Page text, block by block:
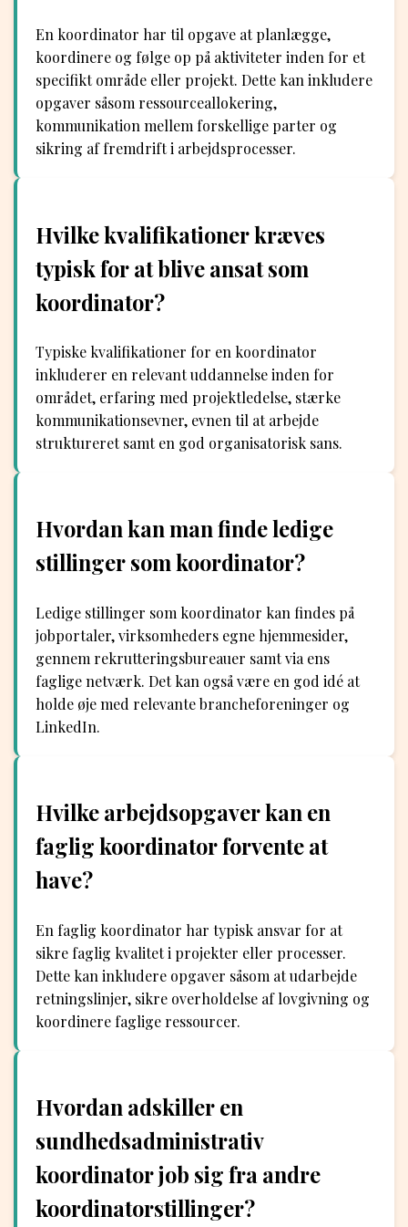
En koordinator har til opgave at planlægge,
koordinere og følge op på aktiviteter inden for et
specifikt område eller projekt. Dette kan inkludere
opgaver såsom ressourceallokering,
kommunikation mellem forskellige parter og
sikring af fremdrift i arbejdsprocesser.
Hvilke kvalifikationer kræves
typisk for at blive ansat som
koordinator?
Typiske kvalifikationer for en koordinator
inkluderer en relevant uddannelse inden for
området, erfaring med projektledelse, stærke
kommunikationsevner, evnen til at arbejde
struktureret samt en god organisatorisk sans.
Hvordan kan man finde ledige
stillinger som koordinator?
Ledige stillinger som koordinator kan findes på
jobportaler, virksomheders egne hjemmesider,
gennem rekrutteringsbureauer samt via ens
faglige netværk. Det kan også være en god idé at
holde øje med relevante brancheforeninger og
LinkedIn.
Hvilke arbejdsopgaver kan en
faglig koordinator forvente at
have?
En faglig koordinator har typisk ansvar for at
sikre faglig kvalitet i projekter eller processer.
Dette kan inkludere opgaver såsom at udarbejde
retningslinjer, sikre overholdelse af lovgivning og
koordinere faglige ressourcer.
Hvordan adskiller en
sundhedsadministrativ
koordinator job sig fra andre
koordinatorstillinger?